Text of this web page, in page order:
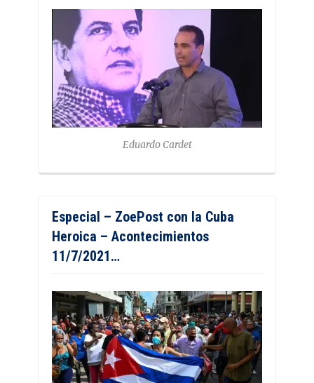
Eduardo Cardet
Especial – ZoePost con la Cuba
Heroica – Acontecimientos
11/7/2021…